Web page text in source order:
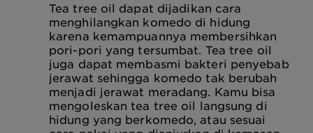
Tea tree oil dapat dijadikan cara
menghilangkan komedo di hidung
karena kemampuannya membersihkan
pori-pori yang tersumbat. Tea tree oil
juga dapat membasmi bakteri penyebab
jerawat sehingga komedo tak berubah
menjadi jerawat meradang. Kamu bisa
mengoleskan tea tree oil langsung di
hidung yang berkomedo, atau sesuai